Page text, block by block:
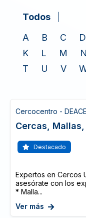
Todos
A
B C D
K
L M N
T
U V
Cercocentro -
Cercas,
Destacado
Expertos en Cercos
asesórate con los
* Malla...
Ver más